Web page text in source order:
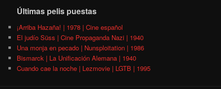
Últimas pelis puestas
¡Arriba Hazaña! | 1978 | Cine español
El judío Süss | Cine Propaganda Nazi | 1940
Una monja en pecado | Nunsploitation | 1986
Bismarck | La Unificación Alemana | 1940
Cuando cae la noche | Lezmovie | LGTB | 1995